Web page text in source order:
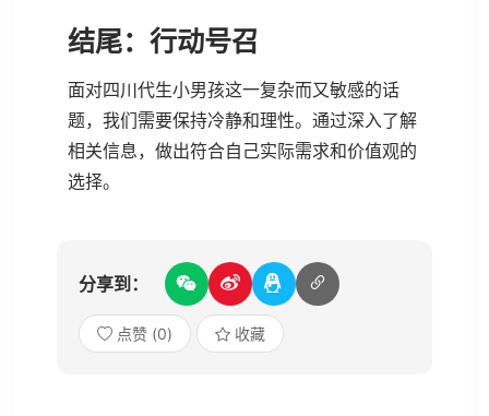
结尾：行动号召
面对四川代生小男孩这一复杂而又敏感的话
题，我们需要保持冷静和理性。通过深入了解
相关信息，做出符合自己实际需求和价值观的
选择。
分享到：
点赞 (0) 收藏